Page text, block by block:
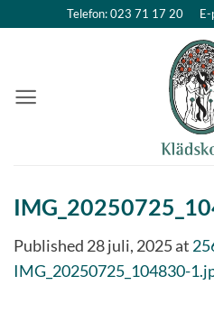
Telefon: 023 71 17 20
Published 28 juli, 2025at
IMG_20250725_104830-